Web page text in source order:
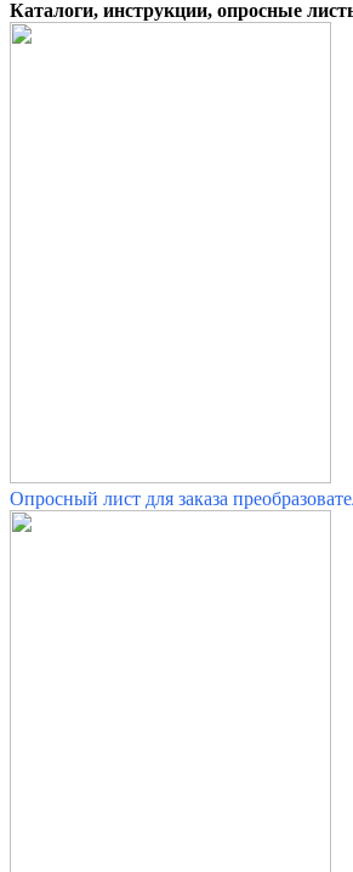
Каталоги, инструкции, опросные
Опросный лист для заказа